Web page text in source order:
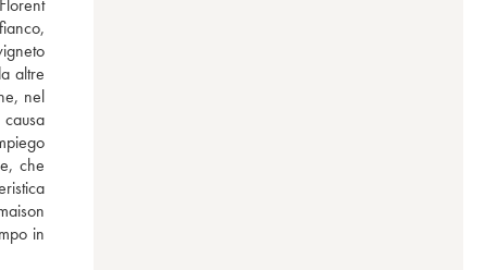
altre
nel
che
in